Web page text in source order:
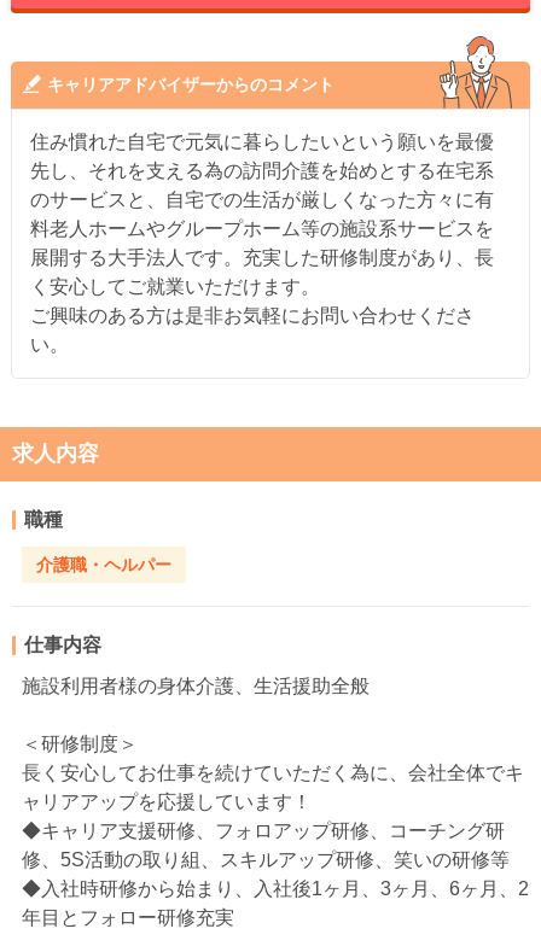
キャリアアドバイザーからのコメント
住み慣れた自宅で元気に暮らしたいという願いを最優
先し、それを支える為の訪問介護を始めとする在宅系
のサービスと、自宅での生活が厳しくなった方々に有
料老人ホームやグループホーム等の施設系サービスを
展開する大手法人です。充実した研修制度があり、長
く安心してご就業いただけます。
ご興味のある方は是非お気軽にお問い合わせくださ
い。
求人内容
職種
介護職・ヘルパー
仕事内容
施設利用者様の身体介護、生活援助全般
＜研修制度＞
長く安心してお仕事を続けていただく為に、会社全体でキ
ャリアアップを応援しています！
◆キャリア支援研修、フォロアップ研修、コーチング研
修、5S活動の取り組、スキルアップ研修、笑いの研修等
◆入社時研修から始まり、入社後1ヶ月、3ヶ月、6ヶ月、2
年目とフォロー研修充実